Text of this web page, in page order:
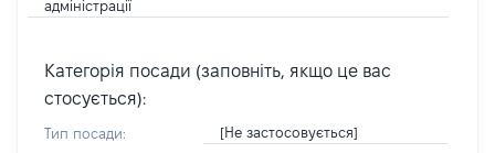
адміністрації
Категорія посади (заповніть, якщо це вас
стосується):
Тип посади: [Не застосовується]